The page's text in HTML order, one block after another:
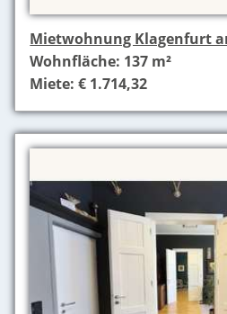
Mietwohnung Klagenfurt
Wohnfläche: 137 m²
Miete: € 1.714,32